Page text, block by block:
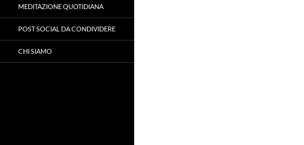
MEDITAZIONE QUOTIDIANA
POST SOCIAL DA CONDIVIDERE
CHI SIAMO